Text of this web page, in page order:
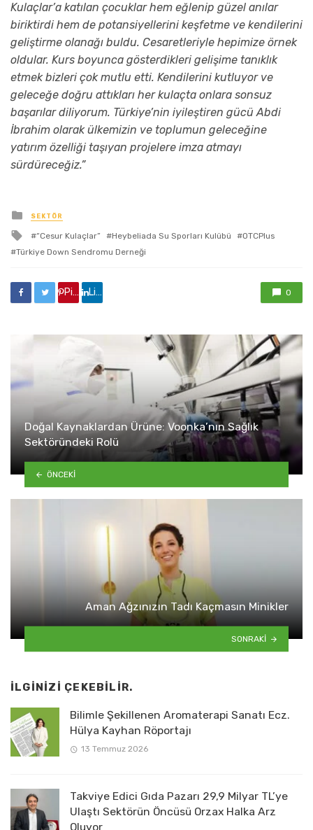
Kulaçlar’a katılan çocuklar hem eğlenip güzel anılar
biriktirdi hem de potansiyellerini keşfetme ve kendilerini
geliştirme olanağı buldu. Cesaretleriyle hepimize örnek
oldular. Kurs boyunca gösterdikleri gelişime tanıklık
etmek bizleri çok mutlu etti. Kendilerini kutluyor ve
geleceğe doğru attıkları her kulaçta onlara sonsuz
başarılar diliyorum. Türkiye’nin iyileştiren gücü Abdi
İbrahim olarak ülkemizin ve toplumun geleceğine
yatırım özelliği taşıyan projelere imza atmayı
sürdüreceğiz.”
yayınlanan
SEKTÖR
ile
etkilendi
“Cesur Kulaçlar” Heybeliada Su Sporları Kulübü
OTCPlus
Türkiye Down Sendromu Derneği
Pinterest'de paylaş Linkedin'de paylaş 0
Doğal Kaynaklardan Ürüne: Voonka’nın Sağlık
Sektöründeki Rolü
ÖNCEKI
Aman Ağzınızın Tadı Kaçmasın Minikler
SONRAKI
İLGINIZI ÇEKEBILIR.
Bilimle Şekillenen Aromaterapi Sanatı Ecz.
Hülya Kayhan Röportajı
13 Temmuz 2026
Takviye Edici Gıda Pazarı 29,9 Milyar TL’ye
Ulaştı Sektörün Öncüsü Orzax Halka Arz
Oluyor